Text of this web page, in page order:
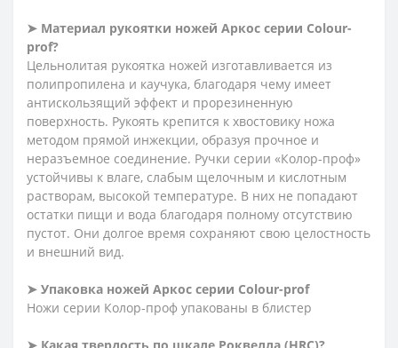
➤ Материал рукоятки ножей Аркос серии Сolour-
prof?
Цельнолитая рукоятка ножей изготавливается из
полипропилена и каучука, благодаря чему имеет
антискользящий эффект и прорезиненную
поверхность. Рукоять крепится к хвостовику ножа
методом прямой инжекции, образуя прочное и
неразъемное соединение. Ручки серии «Колор-проф»
устойчивы к влаге, слабым щелочным и кислотным
растворам, высокой температуре. В них не попадают
остатки пищи и вода благодаря полному отсутствию
пустот. Они долгое время сохраняют свою целостность
и внешний вид.
➤ Упаковка ножей Аркос серии Сolour-prof
Ножи серии Колор-проф упакованы в блистер